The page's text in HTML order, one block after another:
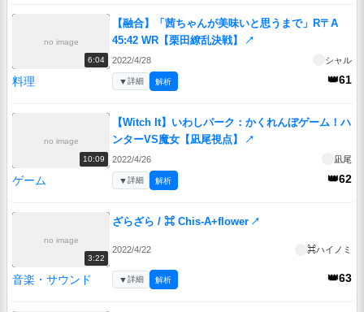
no image
6:04
【融合】「茜ちゃんが美味いと思うまで」R〒A
45:42 WR【栗田繚乱決戦】
↗
2022/4/28 シャル
料理 👑61
▼詳細 解析
no image
10:09
【Witch It】いわしパーク：かくれんぼゲーム！ハ
ンターVS魔女【凪尾視点】
↗
2022/4/26 凪尾
ゲーム 👑62
▼詳細 解析
no image
3:22
ざらざら / ⌘ Chis-A+flower ↗
2022/4/22 ⌘ハイノミ
音楽・サウンド 👑63
▼詳細 解析